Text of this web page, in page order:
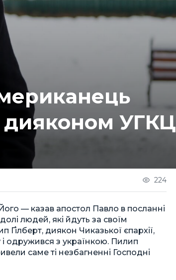
дияконом УГКЦ
224
— казав апостол Павло в посланні
людей, які йдуть за своїм
диякон Чиказької єпархії,
одружився з українкою. Пилип
саме ті незбагненні Господні